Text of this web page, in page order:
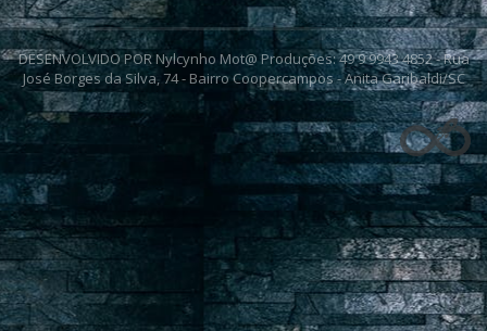
DESENVOLVIDO POR Nylcynho Mot@ Produções: 49 9 9943 4852 - Rua
José Borges da Silva, 74 - Bairro Coopercampos - Anita Garibaldi/SC